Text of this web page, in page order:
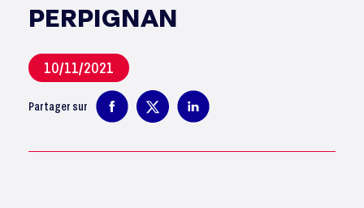
PERPIGNAN
10/11/2021
Partager sur